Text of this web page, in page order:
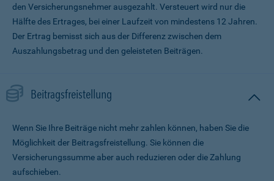
den Versicherungsnehmer ausgezahlt. Versteuert wird nur die
Hälfte des Ertrages, bei einer Laufzeit von mindestens 12 Jahren.
Der Ertrag bemisst sich aus der Differenz zwischen dem
Auszahlungsbetrag und den geleisteten Beiträgen.
Beitragsfreistellung
Wenn Sie Ihre Beiträge nicht mehr zahlen können, haben Sie die
Möglichkeit der Beitragsfreistellung. Sie können die
Versicherungssumme aber auch reduzieren oder die Zahlung
aufschieben.